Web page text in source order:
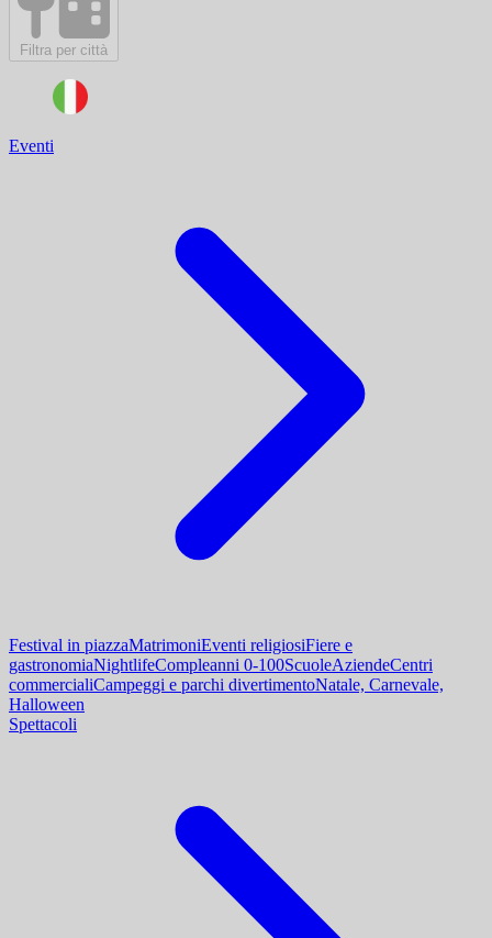
Filtra per città
Eventi
Festival in piazzaMatrimoniEventi religiosiFiere e
gastronomiaNightlifeCompleanni 0-100ScuoleAziendeCentri
commercialiCampeggi e parchi divertimentoNatale, Carnevale,
Halloween
Spettacoli